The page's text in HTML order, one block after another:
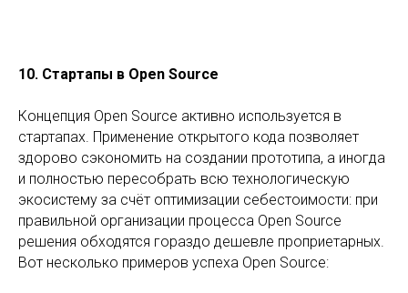
10. Стартапы в Open Source
Концепция Open Source активно используется в
стартапах. Применение открытого кода позволяет
здорово сэкономить на создании прототипа, а иногда
и полностью пересобрать всю технологическую
экосистему за счёт оптимизации себестоимости: при
правильной организации процесса Open Source
решения обходятся гораздо дешевле проприетарных.
Вот несколько примеров успеха Open Source: